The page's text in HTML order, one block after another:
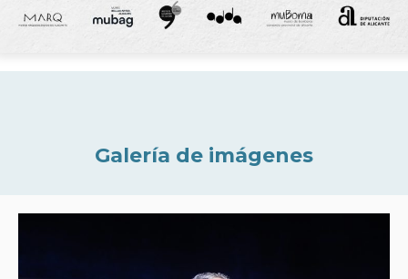
Galería de imágenes